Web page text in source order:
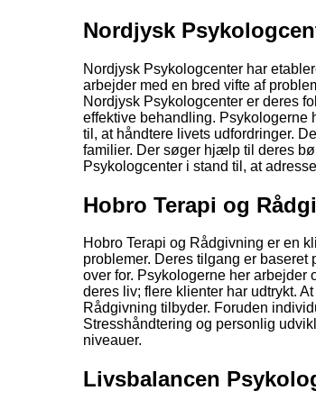
Nordjysk
Nordjysk Psykologcenter har
arbejder med en bred vifte af
Nordjysk Psykologcenter er deres
effektive behandling. Psykologerne
til, at håndtere livets udfordringer.
familier. Der søger hjælp til deres
Psykologcenter i stand til, at
Hobro Terapi og
Hobro Terapi og Rådgivning er en
problemer. Deres tilgang er
over for. Psykologerne her
deres liv; flere klienter har udtrykt.
Rådgivning tilbyder. Foruden
Stresshåndtering og personlig
niveauer.
Livsbalancen